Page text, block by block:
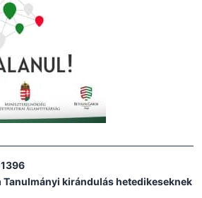
kirándulás hetedikeseknek